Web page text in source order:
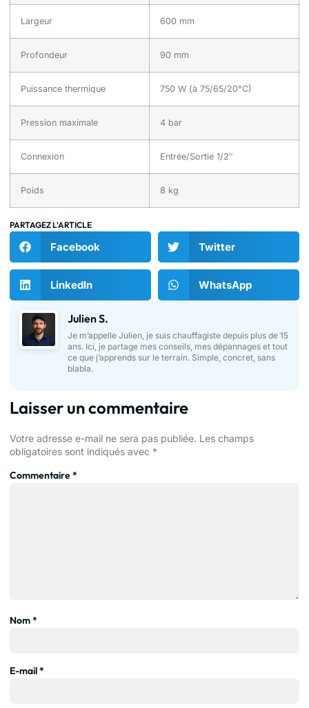
Largeur 600 mm
Profondeur 90 mm
Puissance thermique 750 W (à 75/65/20°C)
Pression maximale 4 bar
Connexion Entrée/Sortie 1/2″
Poids 8 kg
PARTAGEZ L'ARTICLE
Facebook Twitter
LinkedIn WhatsApp
Julien S.
Je m’appelle Julien, je suis chauffagiste depuis plus de 15
ans. Ici, je partage mes conseils, mes dépannages et tout
ce que j’apprends sur le terrain. Simple, concret, sans
blabla.
Laisser un commentaire
Votre adresse e-mail ne sera pas publiée. Les champs
obligatoires sont indiqués avec *
Commentaire*
Nom*
E-mail*